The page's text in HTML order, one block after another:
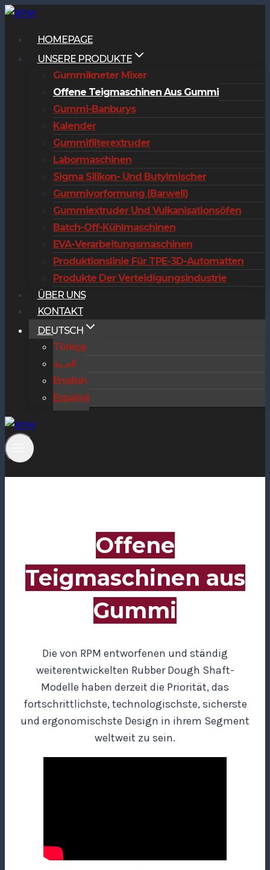
Zum
springenHOMEPAGE
UNSERE PRODUKTE
Gummikneter Mixer
Offene Teigmaschinen Aus Gummi
Gummi-Banburys
Kalender
Gummifilterextruder
Labormaschinen
Sigma Silikon- Und Butylmischer
Gummivorformung (Barwell)
Gummiextruder Und Vulkanisationsöfen
Batch-Off-Kühlmaschinen
EVA-Verarbeitungsmaschinen
Produktionslinie Für TPE-3D-Automatten
Produkte Der Verteidigungsindustrie
ÜBER UNS
KONTAKT
DEUTSCH
Türkçe
العربية
English
Español
Offene
Teigmaschinen aus
Gummi
Die von RPM entworfenen und ständig
weiterentwickelten Rubber Dough Shaft-
Modelle haben derzeit die Priorität, das
fortschrittlichste, technologischste, sicherste
und ergonomischste Design in ihrem Segment
weltweit zu sein.